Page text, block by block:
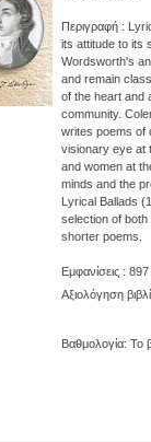
Περιγραφή :
its attitude to its
Wordsworth's
and remain
of the heart
community.
writes poems of
visionary eye at
and women at
minds and the
Lyrical Ballads
selection of
shorter poems.
Εμφανίσεις : 897
Αξιολόγηση
Βαθμολογία: Το